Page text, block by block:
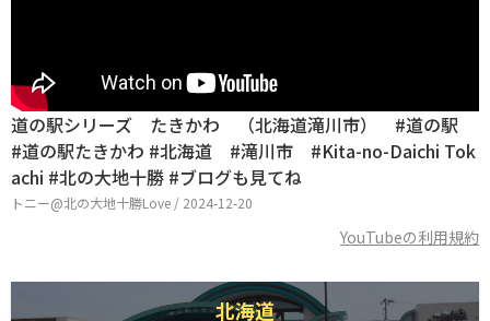
道の駅シリーズ たきかわ （北海道滝川市） #道の駅
#道の駅たきかわ #北海道 #滝川市 #Kita-no-Daichi Tok
achi #北の大地十勝 #ブログも見てね
トニー@北の大地十勝Love / 2024-12-20
YouTubeの利用規約
北海道